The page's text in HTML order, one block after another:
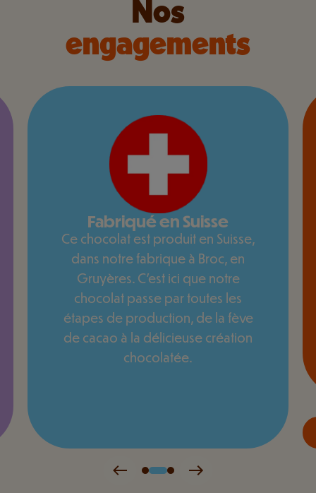
Nos
engagements
Fabriqué en Suisse
Ce chocolat est produit en Suisse,
dans notre fabrique à Broc, en
Gruyères. C’est ici que notre
chocolat passe par toutes les
étapes de production, de la fève
de cacao à la délicieuse création
chocolatée.